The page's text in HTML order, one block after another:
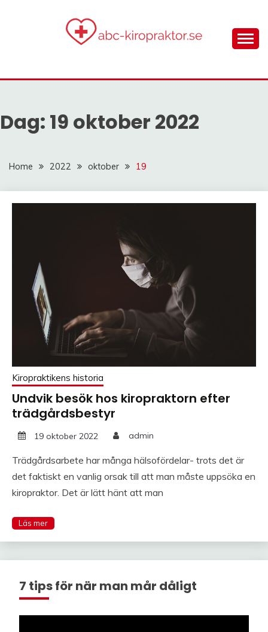
ABC-
Dag: 19 oktober 2022
Home 2022 oktober 19
Kiropraktikens historia
Undvik besök hos kiropraktorn efter
trädgårdsbestyr
19 oktober 2022 admin
Trädgårdsarbete har många hälsofördelar- trots det är
det faktiskt en vanlig orsak till att man måste uppsöka en
kiropraktor. Det är lätt hänt att man
7 tips för när man mår dåligt